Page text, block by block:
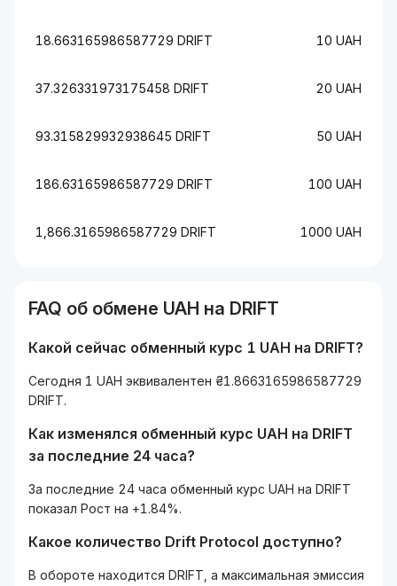
18.663165986587729 DRIFT 10 UAH
37.326331973175458 DRIFT 20 UAH
93.315829932938645 DRIFT 50 UAH
186.63165986587729 DRIFT 100 UAH
1,866.3165986587729 DRIFT 1000 UAH
FAQ об обмене UAH на DRIFT
Какой сейчас обменный курс 1 UAH на DRIFT?
Сегодня 1 UAH эквивалентен ₴1.8663165986587729
DRIFT.
Как изменялся обменный курс UAH на DRIFT
за последние 24 часа?
За последние 24 часа обменный курс UAH на DRIFT
показал Рост на +1.84%.
Какое количество Drift Protocol доступно?
В обороте находится DRIFT, а максимальная эмиссия